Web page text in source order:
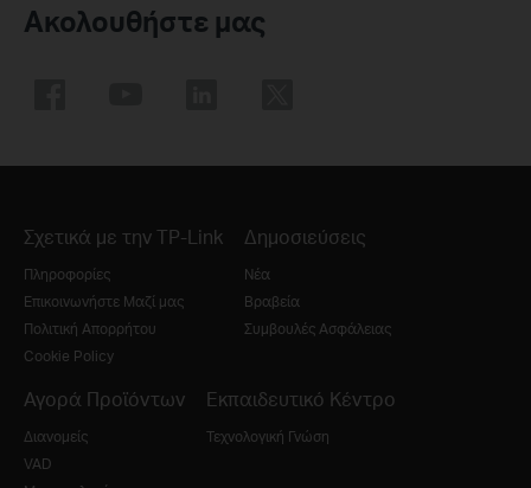
Ακολουθήστε μας
Σχετικά με την TP-Link
Πληροφορίες
Επικοινωνήστε Μαζί μας
Πολιτική Απορρήτου
Cookie Policy
Δημοσιεύσεις
Νέα
Βραβεία
Συμβουλές Ασφάλειας
Αγορά Προϊόντων
Διανομείς
VAD
Εκπαιδευτικό Κέντρο
Τεχνολογική Γνώση